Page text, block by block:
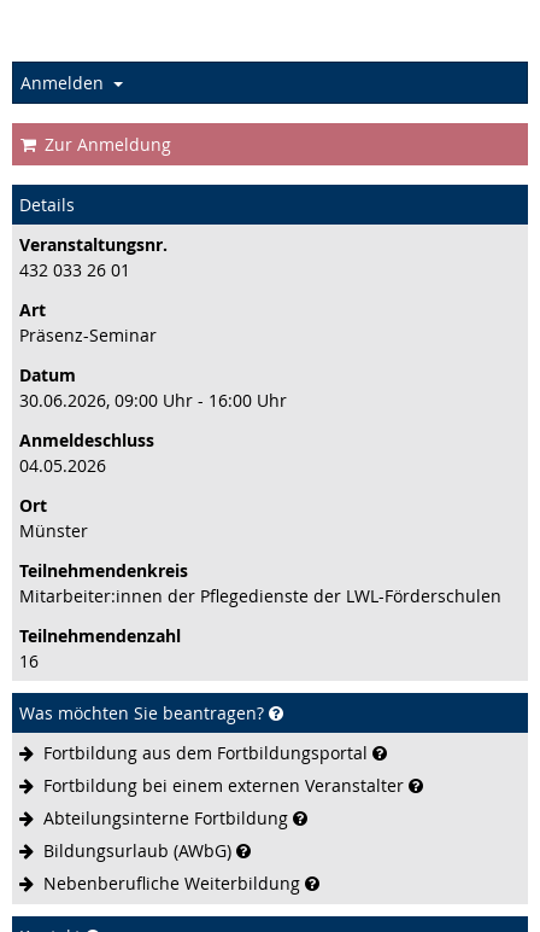
Anmelden
Zur Anmeldung
Details
Veranstaltungs­nr.
432 033 26 01
Art
Präsenz-Seminar
Datum
30.06.2026, 09:00 Uhr - 16:00 Uhr
Anmeldeschluss
04.05.2026
Ort
Münster
Teilnehmenden­kreis
Mitarbeiter:innen der Pflegedienste der LWL-Förderschulen
Teilnehmenden­zahl
16
Was möchten Sie beantragen?
Fortbildung aus dem Fortbildungsportal
Fortbildung bei einem externen Veranstalter
Abteilungsinterne Fortbildung
Bildungsurlaub (AWbG)
Nebenberufliche Weiterbildung